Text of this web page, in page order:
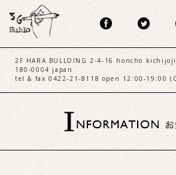
2F HARA BULLDING 2-4-16 honcho
180-0004 japan
tel & fax 0422-21-8118 open 12:00-19:00